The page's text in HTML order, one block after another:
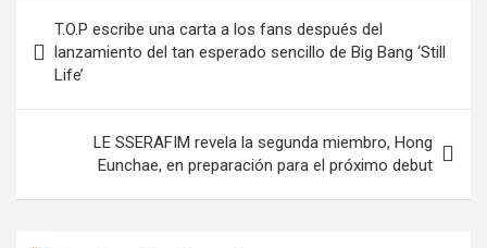
de
entradas
T.O.P escribe una carta a los fans después del
lanzamiento del tan esperado sencillo de Big Bang ‘Still
Life’
LE SSERAFIM revela la segunda miembro, Hong
Eunchae, en preparación para el próximo debut